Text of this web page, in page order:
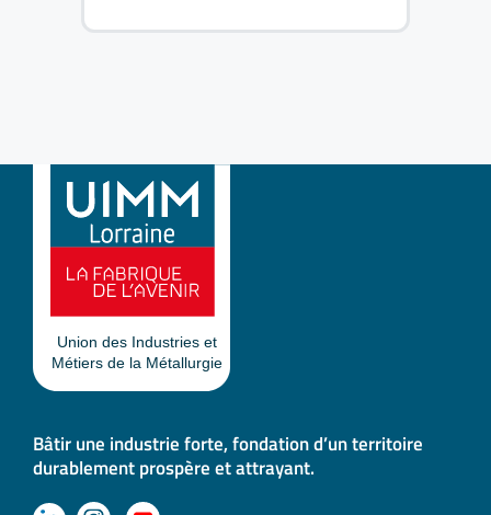
Bâtir une industrie forte, fondation d’un territoire
durablement prospère et attrayant.